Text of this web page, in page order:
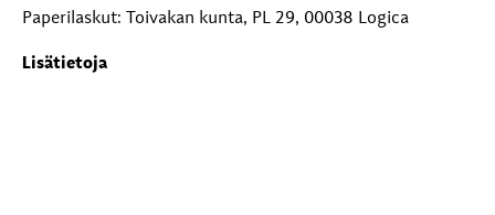
Paperilaskut: Toivakan kunta, PL 29, 00038 Logica
Lisätietoja